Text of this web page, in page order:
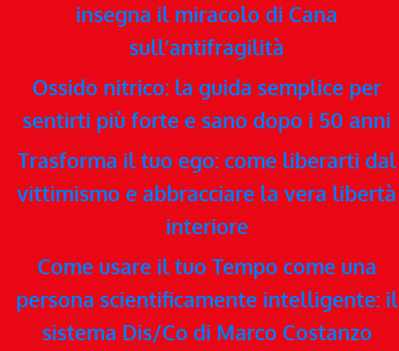
insegna il miracolo di Cana
sull’antifragilità
Ossido nitrico: la guida semplice per
sentirti più forte e sano dopo i 50 anni
Trasforma il tuo ego: come liberarti dal
vittimismo e abbracciare la vera libertà
interiore
Come usare il tuo Tempo come una
persona scientificamente intelligente: il
sistema Dis/Co di Marco Costanzo